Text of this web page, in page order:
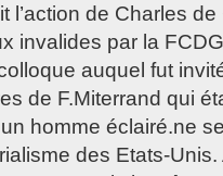
l’action de Charles de
invalides par la
auquel fut
de F.Miterrand qui
homme éclairé.ne
des Etats-